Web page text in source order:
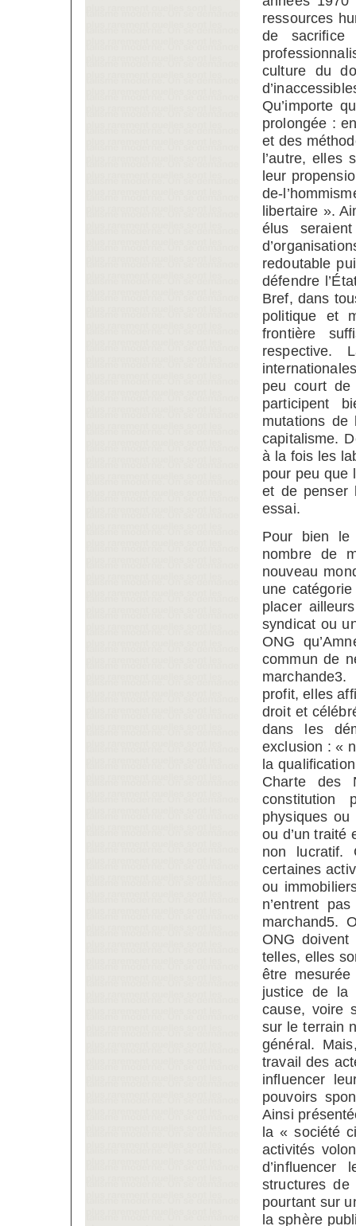
ressources
de sacrifice
culture du
Qu’importe
prolongée :
et des
l’autre, elles
leur
de-
libertaire ».
élus
redoutable
défendre
Bref, dans
politique et
frontière
respective.
peu court de
participent
mutations de
capitalisme.
à la fois les
pour peu que
et de penser
essai.
Pour bien le
nombre de
nouveau
une
placer
syndicat ou
ONG
commun de
profit, elles
droit et
dans les
exclusion : «
la
Charte des
constitution
physiques
ou d’un traité
non lucratif.
certaines
ou
n’entrent
marchand5.
ONG doivent
telles, elles
être
justice de la
cause, voire
sur le terrain
général.
travail des
influencer
pouvoirs
Ainsi
la « société
activités
structures
pourtant sur
la sphère